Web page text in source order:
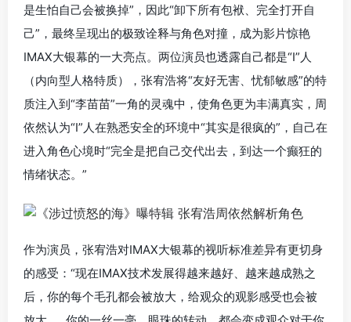
是生怕自己会被换掉”，因此“卸下所有包袱、完全打开自
己”，最终呈现出的极致诠释与角色对撞，成为影片惊艳
IMAX大银幕的一大亮点。两位演员也透露自己都是“I”人
（内向型人格特质），张宥浩将“友好无害、忧郁敏感”的特
质注入到“李苗苗”一角的灵魂中，使角色更为丰满真实，周
依然认为“I”人在熟悉安全的环境中“其实是很疯的”，自己在
进入角色心境时“完全是把自己交代出去，到达一个癫狂的
情绪状态。”
作为演员，张宥浩对IMAX大银幕的视听标准差异有更切身
的感受：“现在IMAX技术发展得越来越好、越来越成熟之
后，你的每个毛孔都会被放大，给观众的观影感受也会被